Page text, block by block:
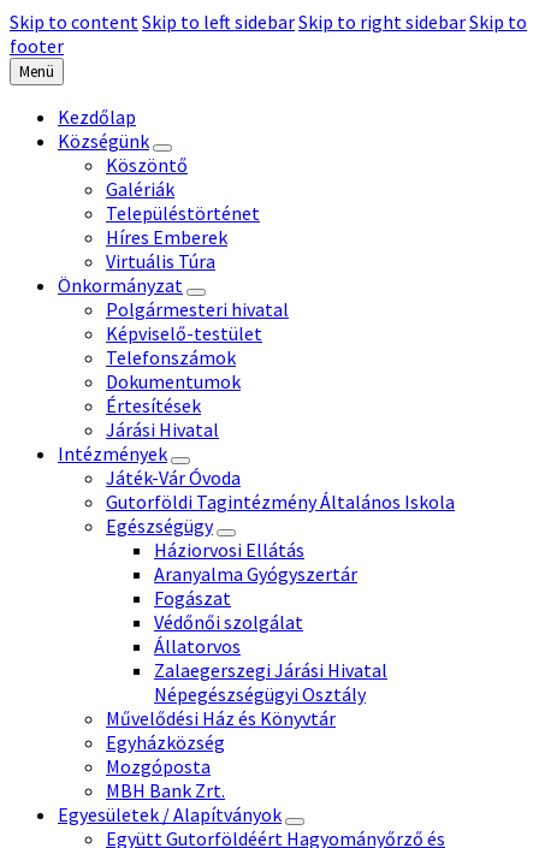
Skip to contentSkip to left sidebarSkip to right sidebarSkip to
footer
Menü
Kezdőlap
Községünk
Köszöntő
Galériák
Településtörténet
Híres Emberek
Virtuális Túra
Önkormányzat
Polgármesteri hivatal
Képviselő-testület
Telefonszámok
Dokumentumok
Értesítések
Járási Hivatal
Intézmények
Játék-Vár Óvoda
Gutorföldi Tagintézmény Általános Iskola
Egészségügy
Háziorvosi Ellátás
Aranyalma Gyógyszertár
Fogászat
Védőnői szolgálat
Állatorvos
Zalaegerszegi Járási Hivatal
Népegészségügyi Osztály
Művelődési Ház és Könyvtár
Egyházközség
Mozgóposta
MBH Bank Zrt.
Egyesületek / Alapítványok
Együtt Gutorföldéért Hagyományőrző és